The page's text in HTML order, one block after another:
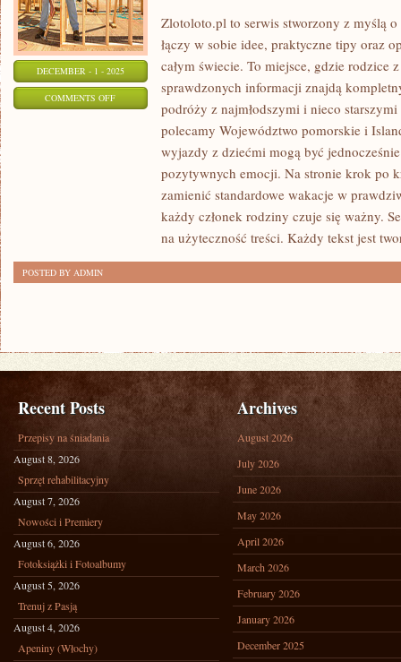
DECEMBER - 1 - 2025
COMMENTS OFFON
WOJEWÓDZTWO
DOLNOŚLĄSKIE
Zlotoloto.pl to serwis stworzony z myślą
łączy w sobie idee, praktyczne tipy oraz
całym świecie. To miejsce, gdzie rodzice
sprawdzonych informacji znajdą
podróży z najmłodszymi i nieco
polecamy Województwo pomorskie i
wyjazdy z dziećmi mogą być
pozytywnych emocji. Na stronie krok po
zamienić standardowe wakacje w
każdy członek rodziny czuje się ważny.
na użyteczność treści. Każdy tekst jest
POSTED BY ADMIN
Recent Posts
Przepisy na śniadania
August 8, 2026
Sprzęt rehabilitacyjny
August 7, 2026
Nowości i Premiery
August 6, 2026
Fotoksiążki i Fotoalbumy
August 5, 2026
Trenuj z Pasją
August 4, 2026
Apeniny (Włochy)
Archives
August 2026
July 2026
June 2026
May 2026
April 2026
March 2026
February 2026
January 2026
December 2025